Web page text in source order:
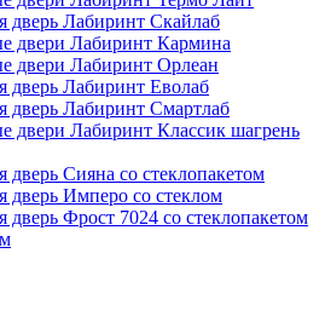
дверь Лабиринт Скайлаб
двери Лабиринт Кармина
двери Лабиринт Орлеан
дверь Лабиринт Еволаб
дверь Лабиринт Смартлаб
двери Лабиринт Классик шагрень
дверь Сияна со стеклопакетом
дверь Имперо со стеклом
дверь Фрост 7024 со стеклопакетом